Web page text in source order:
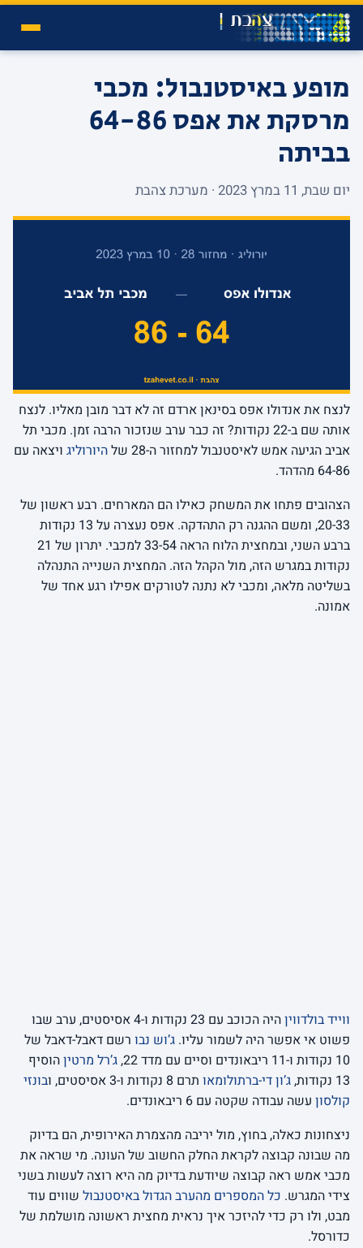
מופע באיסטנבול: מכבי
מרסקת את אפס 64-86
בביתה
יום שבת, 11 במרץ 2023 · מערכת צהבת
לנצח את אנדולו אפס בסינאן ארדם זה לא דבר מובן מאליו. לנצח
אותה שם ב-22 נקודות? זה כבר ערב שנזכור הרבה זמן. מכבי תל
אביב הגיעה אמש לאיסטנבול למחזור ה-28 של
היורוליג ויצאה עם
64-86 מהדהד.
הצהובים פתחו את המשחק כאילו הם המארחים. רבע ראשון של
20-33, ומשם ההגנה רק התהדקה. אפס נעצרה על 13 נקודות
ברבע השני, ובמחצית הלוח הראה 33-54 למכבי. יתרון של 21
נקודות במגרש הזה, מול הקהל הזה. המחצית השנייה התנהלה
בשליטה מלאה, ומכבי לא נתנה לטורקים אפילו רגע אחד של
אמונה.
ווייד בולדווין
היה הכוכב עם 23 נקודות ו-4 אסיסטים, ערב שבו
פשוט אי אפשר היה לשמור עליו. ג’וש נבו רשם דאבל-דאבל של
10 נקודות ו-11 ריבאונדים וסיים עם מדד 22,
ג’רל מרטיןהוסיף
13 נקודות,
ג’ון די-ברתולומאו תרם 8 נקודות ו-3 אסיסטים, ו
בונזי
קולסון עשה עבודה שקטה עם 6 ריבאונדים.
ניצחונות כאלה, בחוץ, מול יריבה מהצמרת האירופית, הם בדיוק
מה שבונה קבוצה לקראת החלק החשוב של העונה. מי שראה את
מכבי אמש ראה קבוצה שיודעת בדיוק מה היא רוצה לעשות בשני
צידי המגרש. כל המספרים מהערב הגדול באיסטנבול שווים עוד
מבט, ולו רק כדי להיזכר איך נראית מחצית ראשונה מושלמת של
כדורסל.